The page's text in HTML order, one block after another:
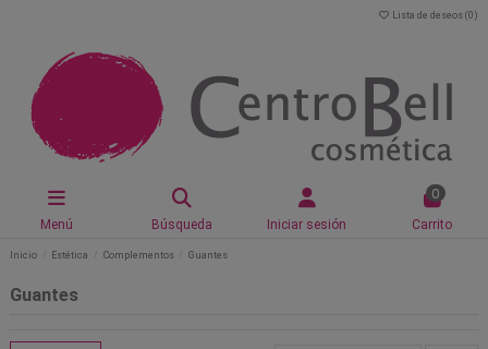
Lista de deseos (0 )
Menú Búsqueda Iniciar sesión
0
Carrito
Inicio Estética Complementos Guantes
Guantes